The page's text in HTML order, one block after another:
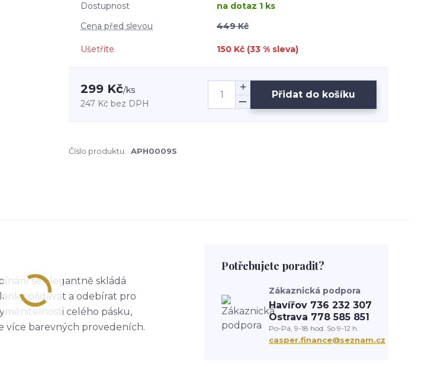
Dostupnost
na dotaz 1 ks
Cena před slevou
449 Kč
Ušetříte 150 Kč (33 % sleva)
299 Kč/ks
247 Kč bez DPH
Přidat do košíku
Číslo produktu: APH0009S
se elegantně skládá
přidávat a odebírat pro
celého pásku,
více barevných provedeních.
Potřebujete poradit?
Zákaznická podpora
Havířov 736 232 307
Ostrava 778 585 851
Po-Pá, 9-18 hod. So 9-12 h.
casper.finance@seznam.cz